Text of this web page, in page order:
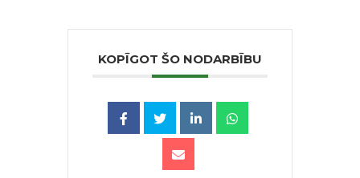
KOPĪGOT ŠO NODARBĪBU